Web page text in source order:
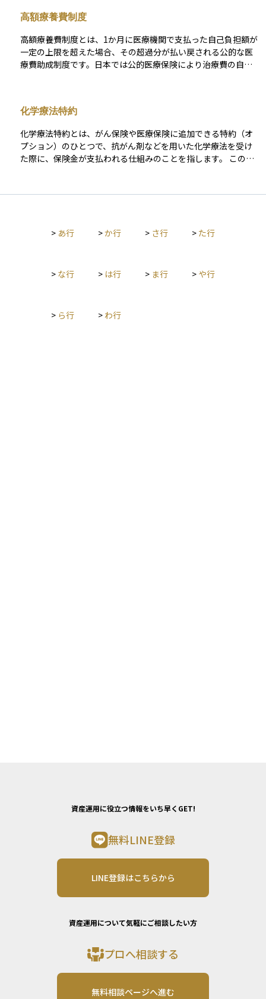
可能にします。特約は自由度が高い反面、内容や適用条件が複
雑になることもあるため、契約時にはその内容を正確に理解し
ておくことが重要です。資産運用や保険設計においては、特約
の有無によって将来のリスク対応力やコスト負担が大きく変わ
る可能性があるため、戦略的に選ぶべき要素のひとつです。
高額療養費制度
高額療養費制度とは、1か月に医療機関で支払った自己負担額が
一定の上限を超えた場合、その超過分が払い戻される公的な医
療費助成制度です。日本では公的医療保険により治療費の自己
けられているのが、この高額療養費制度です。 上限額は、70歳
未満と70歳以上で異なり、さらに所得区分（年収の目安）によ
って細かく設定されています。たとえば、年収約370万〜770万
円の方（一般的な所得層）では、1か月あたりの自己負担限度額
は「約8万円＋（総医療費−26.7万円）×1％」となります。これ
ことも可能です。これにより、退院後の払い戻しを待たずに現
金の一時的な負担を軽減できます。 同じ月に複数の医療機関を
ることもできます。さらに、直近12か月以内に3回以上この制
お、払い戻し申請から実際の支給までには1〜2か月程度かかる
化学療法特約
化学療法特約とは、がん保険や医療保険に追加できる特約（オ
プション）のひとつで、抗がん剤などを用いた化学療法を受け
た際に、保険金が支払われる仕組みのことを指します。 この特
的な支援を受けることができます。 治療技術の進歩により、が
とつとされています。保険会社によって支払い条件や対象とな
> あ行 >か行 > さ行 > た行
> な行 > は行 > ま行 > や行
> ら行 > わ行
資産運用に役立つ情報をいち早くGET!
無料LINE登録
LINE登録はこちらから
資産運用について気軽にご相談したい方
プロへ相談する
無料相談ページへ進む